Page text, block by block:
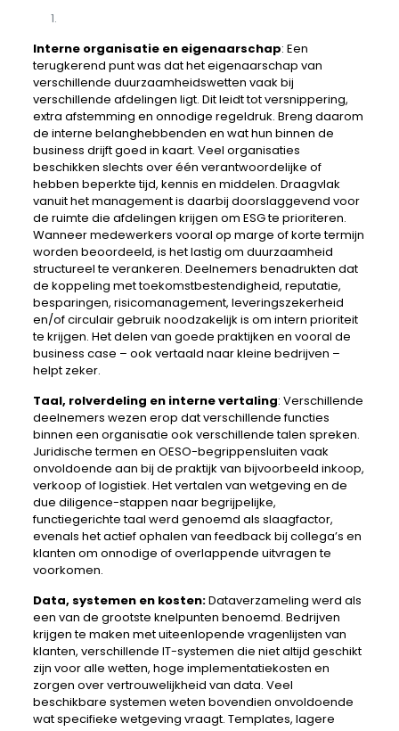
Interne organisatie en eigenaarschap: Een
terugkerend punt was dat het eigenaarschap van
verschillende duurzaamheidswetten vaak bij
verschillende afdelingen ligt. Dit leidt tot versnippering,
extra afstemming en onnodige regeldruk. Breng daarom
de interne belanghebbenden en wat hun binnen de
business drijft goed in kaart. Veel organisaties
beschikken slechts over één verantwoordelijke of
hebben beperkte tijd, kennis en middelen. Draagvlak
vanuit het management is daarbij doorslaggevend voor
de ruimte die afdelingen krijgen om ESG te prioriteren.
Wanneer medewerkers vooral op marge of korte termijn
worden beoordeeld, is het lastig om duurzaamheid
structureel te verankeren. Deelnemers benadrukten dat
de koppeling met toekomstbestendigheid, reputatie,
besparingen, risicomanagement, leveringszekerheid
en/of circulair gebruik noodzakelijk is om intern prioriteit
te krijgen. Het delen van goede praktijken en vooral de
business case – ook vertaald naar kleine bedrijven –
helpt zeker.
Taal, rolverdeling en interne vertaling: Verschillende
deelnemers wezen erop dat verschillende functies
binnen een organisatie ook verschillende talen spreken.
Juridische termen en OESO-begrippensluiten vaak
onvoldoende aan bij de praktijk van bijvoorbeeld inkoop,
verkoop of logistiek. Het vertalen van wetgeving en de
due diligence-stappen naar begrijpelijke,
functiegerichte taal werd genoemd als slaagfactor,
evenals het actief ophalen van feedback bij collega’s en
klanten om onnodige of overlappende uitvragen te
voorkomen.
Data, systemen en kosten:Dataverzameling werd als
een van de grootste knelpunten benoemd. Bedrijven
krijgen te maken met uiteenlopende vragenlijsten van
klanten, verschillende IT-systemen die niet altijd geschikt
zijn voor alle wetten, hoge implementatiekosten en
zorgen over vertrouwelijkheid van data. Veel
beschikbare systemen weten bovendien onvoldoende
wat specifieke wetgeving vraagt. Templates, lagere